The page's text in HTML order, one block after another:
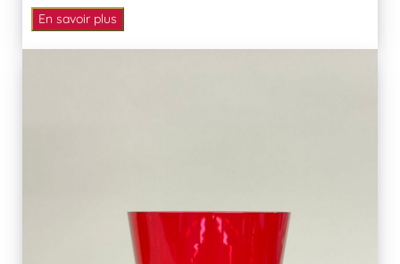
En savoir plus